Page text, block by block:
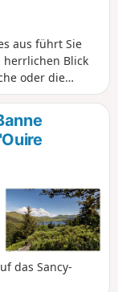
aus führt Sie
herrlichen Blick
oder die
erfolgt
folgt dem
nützlich sind.
das Sancy-